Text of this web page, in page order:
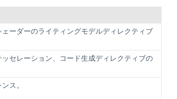
ーダーのライティングモデルディレクティブ
セレーション、コード生成ディレクティブの
ス。